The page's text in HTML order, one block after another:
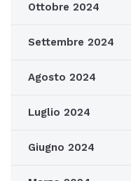
Ottobre 2024
Settembre 2024
Agosto 2024
Luglio 2024
Giugno 2024